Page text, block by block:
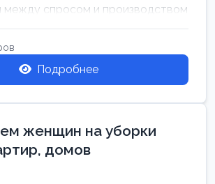
между спросом и производством
своевр...
Подробнее
женщин на уборки
домов